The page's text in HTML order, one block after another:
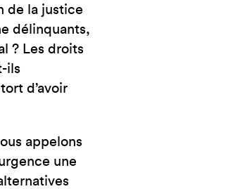
de la justice
délinquants,
? Les droits
ils
d’avoir
appelons
une